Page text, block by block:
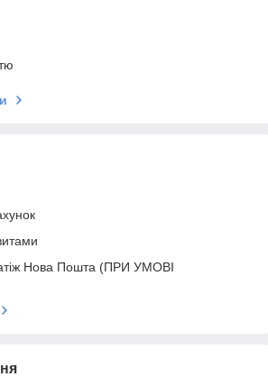
Нова Пошта (ПРИ УМОВІ